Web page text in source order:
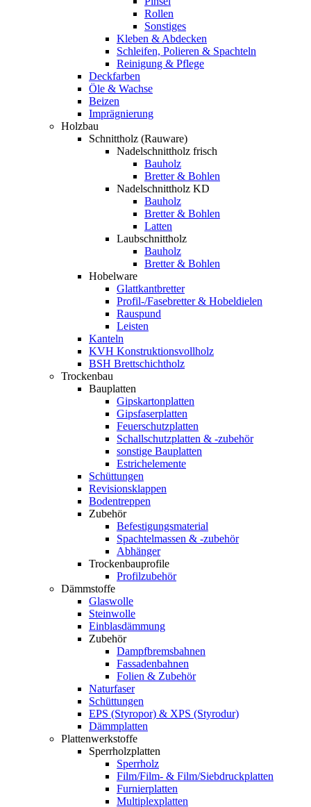
Rollen
Sonstiges
Kleben & Abdecken
Schleifen, Polieren & Spachteln
Reinigung & Pflege
Deckfarben
Öle & Wachse
Beizen
Imprägnierung
Holzbau
Schnittholz (Rauware)
Nadelschnittholz frisch
Bauholz
Bretter & Bohlen
Nadelschnittholz KD
Bauholz
Bretter & Bohlen
Latten
Laubschnittholz
Bauholz
Bretter & Bohlen
Hobelware
Glattkantbretter
Profil-/Fasebretter & Hobeldielen
Rauspund
Leisten
Kanteln
KVH Konstruktionsvollholz
BSH Brettschichtholz
Trockenbau
Bauplatten
Gipskartonplatten
Gipsfaserplatten
Feuerschutzplatten
Schallschutzplatten & -zubehör
sonstige Bauplatten
Estrichelemente
Schüttungen
Revisionsklappen
Bodentreppen
Zubehör
Befestigungsmaterial
Spachtelmassen & -zubehör
Abhänger
Trockenbauprofile
Profilzubehör
Dämmstoffe
Glaswolle
Steinwolle
Einblasdämmung
Zubehör
Dampfbremsbahnen
Fassadenbahnen
Folien & Zubehör
Naturfaser
Schüttungen
EPS (Styropor) & XPS (Styrodur)
Dämmplatten
Plattenwerkstoffe
Sperrholzplatten
Sperrholz
Film/Film- & Film/Siebdruckplatten
Furnierplatten
Multiplexplatten